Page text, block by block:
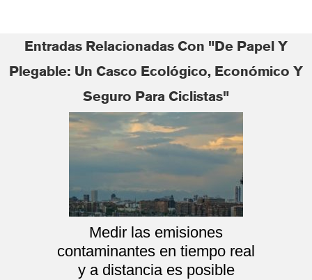
Entradas Relacionadas Con "De Papel Y
Plegable: Un Casco Ecológico, Económico Y
Seguro Para Ciclistas"
Medir las emisiones
contaminantes en tiempo real
y a distancia es posible